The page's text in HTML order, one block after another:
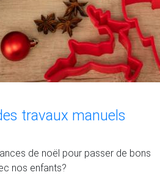
travaux manuels
de noël pour passer de bons
nos enfants?